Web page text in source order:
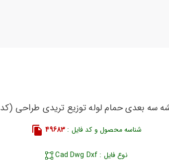
سه بعدی حمام لوله توزیع تریدی طراحی (کد49683)
شناسه محصول و کد فایل : 49683
نوع فایل : Cad Dwg Dxf